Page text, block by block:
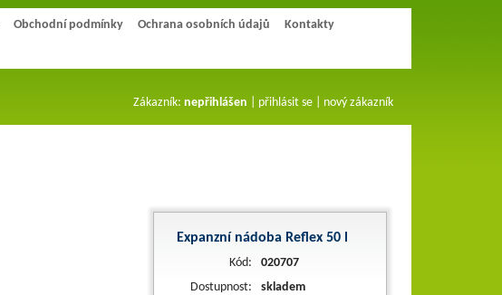
Obchodní podmínky Ochrana osobních údajů Kontakty
Zákazník: nepřihlášen přihlásit se| nový zákazník
Expanzní nádoba Reflex 50 l
Kód:
020707
Dostupnost:
skladem